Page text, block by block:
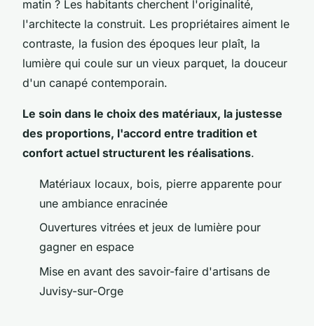
matin ? Les habitants cherchent l'originalité,
l'architecte la construit. Les propriétaires aiment le
contraste, la fusion des époques leur plaît, la
lumière qui coule sur un vieux parquet, la douceur
d'un canapé contemporain.
Le soin dans le choix des matériaux, la justesse
des proportions, l'accord entre tradition et
confort actuel structurent les réalisations.
Matériaux locaux, bois, pierre apparente pour
une ambiance enracinée
Ouvertures vitrées et jeux de lumière pour
gagner en espace
Mise en avant des savoir-faire d'artisans de
Juvisy-sur-Orge